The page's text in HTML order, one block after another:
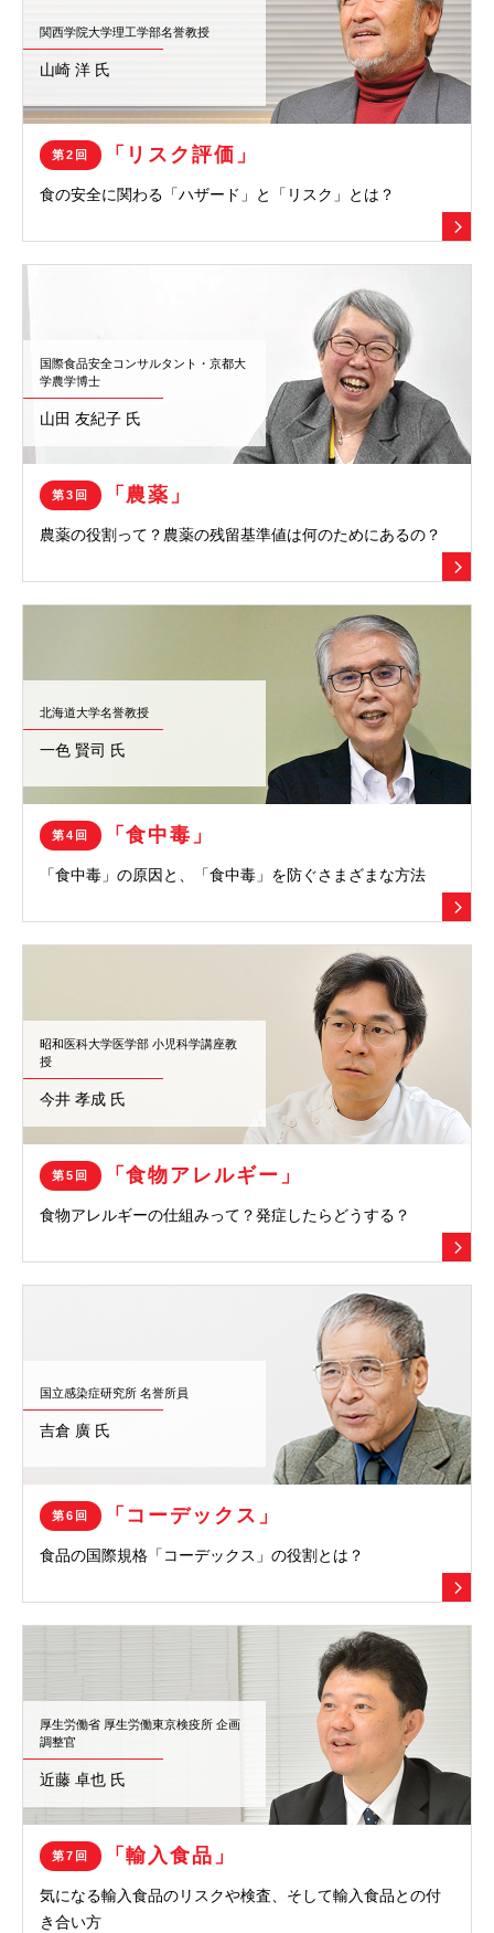
関西学院大学理工学部名誉教授
山崎 洋 氏
第2回 「リスク評価」
食の安全に関わる「ハザード」と 「リスク」とは？
国際食品安全コンサルタント・京都大
学農学博士
山田 友紀子 氏
第3回 「農薬」
農薬の役割って？ 農薬の残留基準値は何のためにあるの？
北海道大学名誉教授
一色 賢司 氏
第4回 「食中毒」
「食中毒」の原因と、 「食中毒」を防ぐさまざまな方法
昭和医科大学医学部 小児科学講座教
授
今井 孝成 氏
第5回 「食物アレルギー」
食物アレルギーの仕組みって？発症したらどうする？
国立感染症研究所 名誉所員
吉倉 廣 氏
第6回 「コーデックス」
食品の国際規格「コーデックス」の役割とは？
厚生労働省 厚生労働東京検疫所 企画
調整官
近藤 卓也 氏
第7回 「輸入食品」
気になる輸入食品のリスクや検査、 そして輸入食品との付
き合い方